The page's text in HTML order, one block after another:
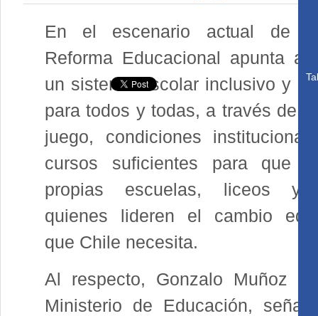
En el escenario actual de
Reforma Educacional apunta a
un sistema escolar inclusivo y
para todos y todas, a través de
juego, condiciones
cursos suficientes para que
propias escuelas, liceos y
quienes lideren el cambio
que Chile necesita.
Al respecto, Gonzalo Muñoz
Ministerio de Educación,